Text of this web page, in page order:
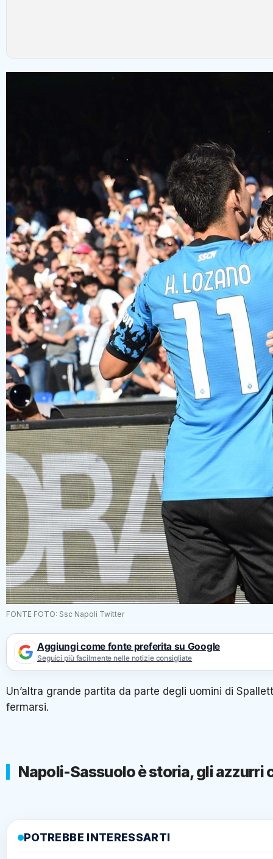
FONTE FOTO: Ssc Napoli Twitter
Aggiungi come fonte preferita su Google
Seguici più facilmente nelle notizie consigliate
Un’altra grande partita da parte degli uomini di
fermarsi.
Napoli-Sassuolo è storia, gli
POTREBBE INTERESSARTI